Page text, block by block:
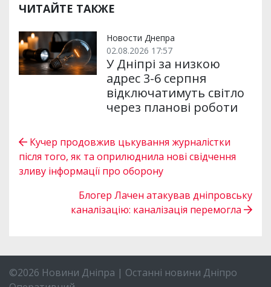
ЧИТАЙТЕ ТАКЖЕ
Новости Днепра
02.08.2026 17:57
У Дніпрі за низкою
адрес 3-6 серпня
відключатимуть світло
через планові роботи
Кучер продовжив цькування журналістки
після того, як та оприлюднила нові свідчення
зливу інформації про оборону
Блогер Лачен атакував дніпровську
каналізацію: каналізація перемогла
©2026 Новини Дніпра | Останні новини Дніпро